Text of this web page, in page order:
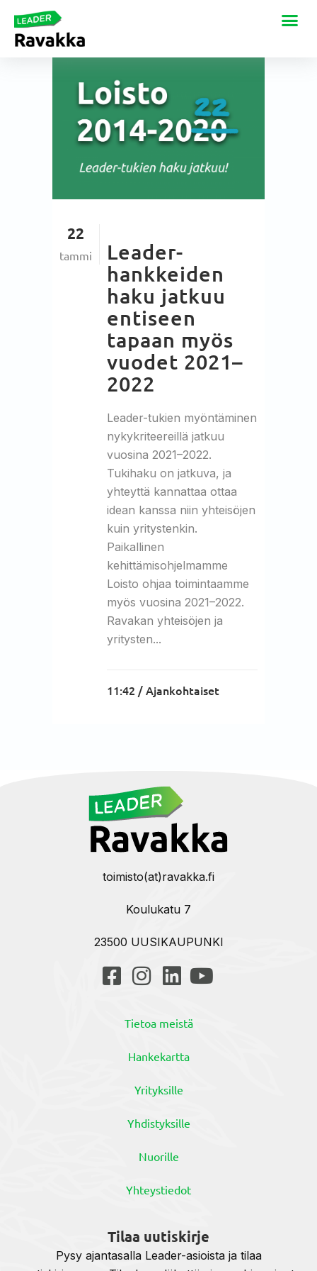
22
tammi
Leader-
hankkeiden
haku jatkuu
entiseen
tapaan myös
vuodet 2021–
2022
Leader-tukien myöntäminen
nykykriteereillä jatkuu
vuosina 2021–2022.
Tukihaku on jatkuva, ja
yhteyttä kannattaa ottaa
idean kanssa niin yhteisöjen
kuin yritystenkin.
Paikallinen
kehittämisohjelmamme
Loisto ohjaa toimintaamme
myös vuosina 2021–2022.
Ravakan yhteisöjen ja
yritysten...
11:42 /Ajankohtaiset
toimisto(at)ravakka.fi
Koulukatu 7
23500 UUSIKAUPUNKI
Tietoa meistä
Hankekartta
Yrityksille
Yhdistyksille
Nuorille
Yhteystiedot
Tilaa uutiskirje
Pysy ajantasalla Leader-asioista ja tilaa